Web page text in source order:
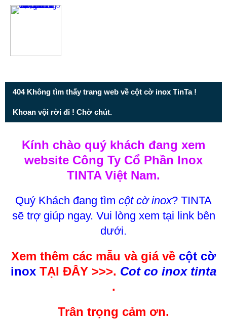
Từ mục này trở xuống là mã nguồn Zalo
404 Không tìm thấy trang web về cột cờ inox TinTa !
Khoan vội rời đi ! Chờ chút.
Kính chào quý khách đang xem
website Công Ty Cổ Phần Inox
TINTA Việt Nam.
Quý Khách đang tìm cột cờ inox? TINTA
sẽ trợ giúp ngay. Vui lòng xem tại link bên
dưới.
Xem thêm các mẫu và giá về cột cờ
inox TẠI ĐÂY >>>. Cot co inox tinta
.
Trân trọng cảm ơn.